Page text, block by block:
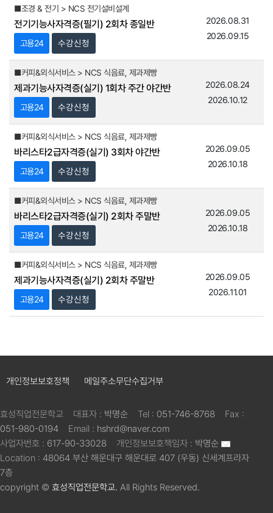
■조경 & 전기 > NCS 전기설비설계
전기기능사자격증(필기) 2회차 종일반
고용24 수강신청
2026.08.31
2026.09.15
■커피&외식서비스 > NCS 식음료, 제과제빵
제과기능사자격증(실기) 1회차 주간 야간반
고용24 수강신청
2026.08.24
2026.10.12
■커피&외식서비스 > NCS 식음료, 제과제빵
바리스타2급자격증(실기) 3회차 야간반
고용24 수강신청
2026.09.05
2026.10.18
■커피&외식서비스 > NCS 식음료, 제과제빵
바리스타2급자격증(실기) 2회차 주말반
고용24 수강신청
2026.09.05
2026.10.18
■커피&외식서비스 > NCS 식음료, 제과제빵
제과기능사자격증(실기) 2회차 주말반
고용24 수강신청
2026.09.05
2026.11.01
개인정보보호정책 메일주소무단수집거부
효성직업전문학교 대표자 : 박명순 Tel : 051-746-8768
Fax :
051-980-0194
Email : hshrd@naver.com
사업자번호 : 617-90-33028 개인정보보호책임자 : 박명순
Location : 48064 부산 해운대구 해운대로 407 (우동) 신세계프라자
7층
copyright © 효성직업전문학교. All Rights Reserved.